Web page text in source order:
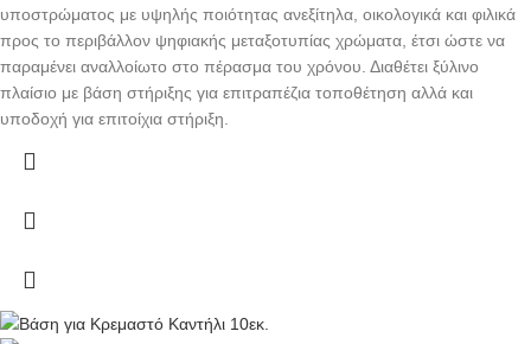
υποστρώματος με υψηλής ποιότητας ανεξίτηλα, οικολογικά και φιλικά
προς το περιβάλλον ψηφιακής μεταξοτυπίας χρώματα, έτσι ώστε να
παραμένει αναλλοίωτο στο πέρασμα του χρόνου. Διαθέτει ξύλινο
πλαίσιο με βάση στήριξης για επιτραπέζια τοποθέτηση αλλά και
υποδοχή για επιτοίχια στήριξη.